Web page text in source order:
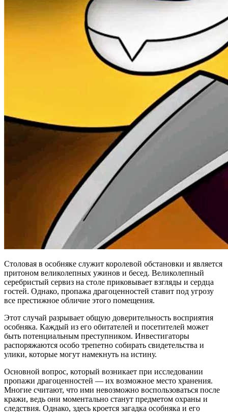
Столовая в особняке служит королевой обстановки и является
притоном великолепных ужинов и бесед. Великолепный
серебристый сервиз на столе приковывает взгляды и сердца
гостей. Однако, пропажа драгоценностей ставит под угрозу
все престижное обличие этого помещения.
Этот случай разрывает общую доверительность восприятия
особняка. Каждый из его обитателей и посетителей может
быть потенциальным преступником. Инвестигаторы
распоряжаются особо трепетно собирать свидетельства и
улики, которые могут намекнуть на истину.
Основной вопрос, который возникает при исследовании
пропажи драгоценностей — их возможное место хранения.
Многие считают, что ими невозможно воспользоваться после
кражи, ведь они моментально станут предметом охраны и
следствия. Однако, здесь кроется загадка особняка и его